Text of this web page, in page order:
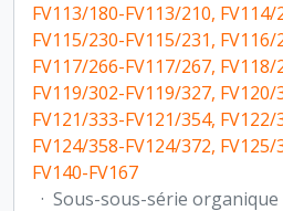
FV113/180-FV113/210,
FV115/230-FV115/231,
FV117/266-FV117/267,
FV119/302-FV119/327,
FV121/333-FV121/354,
FV124/358-FV124/372, FV125/
FV140-FV167
· Sous-sous-série organique